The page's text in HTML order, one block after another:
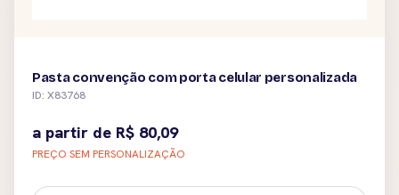
Pasta convenção com porta celular personalizada
ID: X83768
a partir de R$ 80,09
PREÇO SEM PERSONALIZAÇÃO